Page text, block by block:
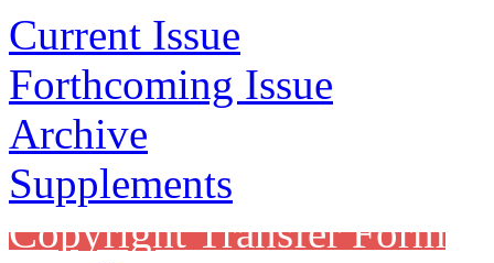
Current Issue
Forthcoming Issue
Archive
Supplements
Copyright Transfer Form